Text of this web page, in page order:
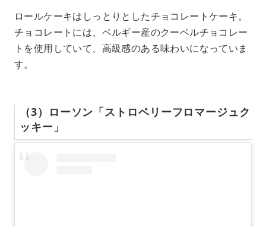
ロールケーキはしっとりとしたチョコレートケーキ。
チョコレートには、ベルギー産のクーベルチョコレー
トを使用していて、高級感のある味わいになっていま
す。
（3）ローソン「ストロベリーフロマージュク
ッキー」